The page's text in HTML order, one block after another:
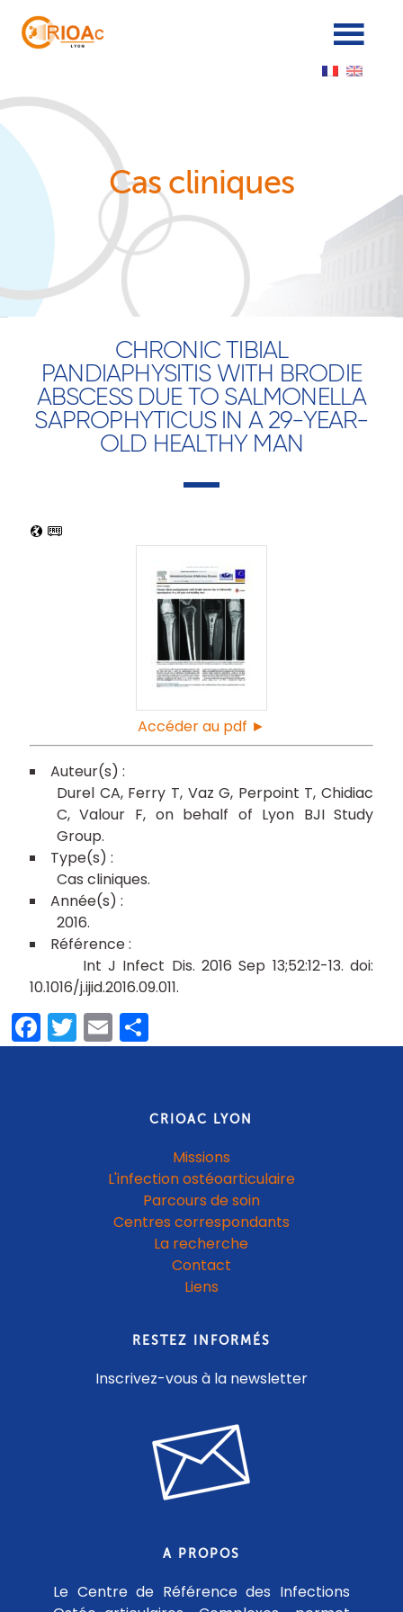
Cas cliniques
CHRONIC TIBIAL
PANDIAPHYSITIS WITH BRODIE
ABSCESS DUE TO SALMONELLA
SAPROPHYTICUS IN A 29-YEAR-
OLD HEALTHY MAN
Accéder au pdf ►
Durel CA Ferry T Vaz G Perpoint T Chidiac
C
Valour F
on behalf of Lyon BJI Study
Group
Cas cliniques
2016
Int J Infect Dis. 2016 Sep 13;52:12-13. doi:
10.1016/j.ijid.2016.09.011.
Facebook
Twitter
EmailPartager
CRIOAC LYON
Missions
L'infection ostéoarticulaire
Parcours de soin
Centres correspondants
La recherche
Contact
Liens
RESTEZ INFORMÉS
Inscrivez-vous à la newsletter
A PROPOS
Le Centre de Référence des Infections
Panneau de gestion des cookies